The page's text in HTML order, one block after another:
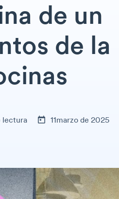
de un
de la
lectura 11marzo de 2025